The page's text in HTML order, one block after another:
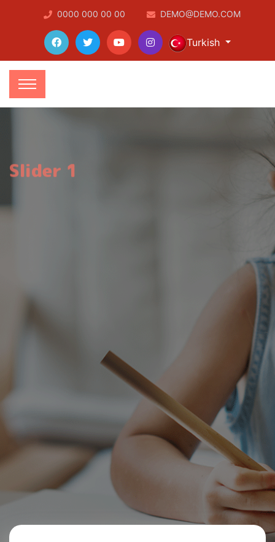
0000 000 00 00 DEMO@DEMO.COM
Turkish
Slider 1
Okullara Özel
Web Okul
Paketi
Satışta!!!